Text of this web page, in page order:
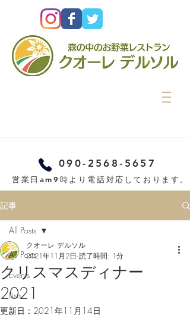
090-2568-5657
営業日am9時より電話対応しております。
記事
All Posts
Events
Lists
All Posts
クリスマスディナー
2021
クオーレ デルソル
2021年11月2日 読了時間: 1分
更新日： 2021年11月14日